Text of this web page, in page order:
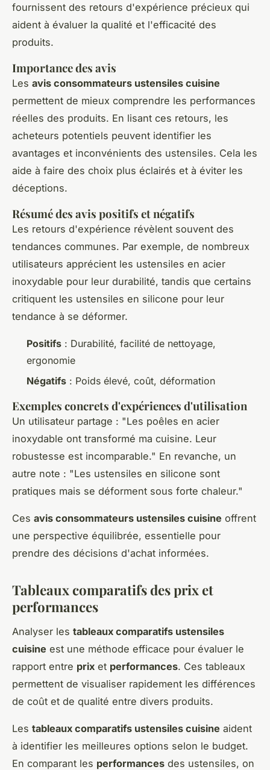
fournissent des retours d'expérience précieux qui
aident à évaluer la qualité et l'efficacité des
produits.
Importance des avis
Les avis consommateurs ustensiles cuisine
permettent de mieux comprendre les performances
réelles des produits. En lisant ces retours, les
acheteurs potentiels peuvent identifier les
avantages et inconvénients des ustensiles. Cela les
aide à faire des choix plus éclairés et à éviter les
déceptions.
Résumé des avis positifs et négatifs
Les retours d'expérience révèlent souvent des
tendances communes. Par exemple, de nombreux
utilisateurs apprécient les ustensiles en acier
inoxydable pour leur durabilité, tandis que certains
critiquent les ustensiles en silicone pour leur
tendance à se déformer.
Positifs : Durabilité, facilité de nettoyage,
ergonomie
Négatifs : Poids élevé, coût, déformation
Exemples concrets d'expériences d'utilisation
Un utilisateur partage : "Les poêles en acier
inoxydable ont transformé ma cuisine. Leur
robustesse est incomparable." En revanche, un
autre note : "Les ustensiles en silicone sont
pratiques mais se déforment sous forte chaleur."
Ces avis consommateurs ustensiles cuisine offrent
une perspective équilibrée, essentielle pour
prendre des décisions d'achat informées.
Tableaux comparatifs des prix et
performances
Analyser les tableaux comparatifs ustensiles
cuisine est une méthode efficace pour évaluer le
rapport entre prix et performances. Ces tableaux
permettent de visualiser rapidement les différences
de coût et de qualité entre divers produits.
Les tableaux comparatifs ustensiles cuisine aident
à identifier les meilleures options selon le budget.
En comparant les performances des ustensiles, on